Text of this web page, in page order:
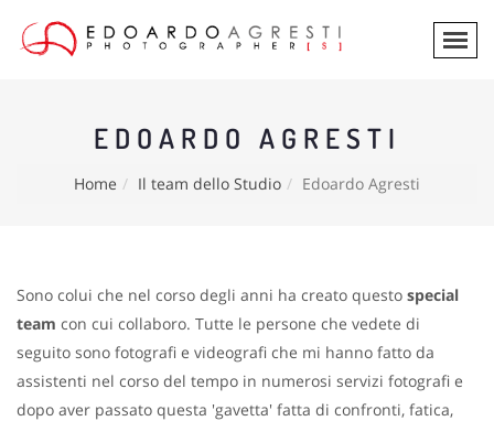
EDOARDO AGRESTI
Home Il team dello Studio Edoardo Agresti
Sono colui che nel corso degli anni ha creato questo special
team con cui collaboro. Tutte le persone che vedete di
seguito sono fotografi e videografi che mi hanno fatto da
assistenti nel corso del tempo in numerosi servizi fotografi e
dopo aver passato questa 'gavetta' fatta di confronti, fatica,